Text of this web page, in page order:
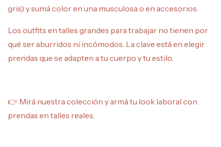
gris) y sumá color en una musculosa o en accesorios.
Los outfits en talles grandes para trabajar no tienen por
qué ser aburridos ni incómodos. La clave está en elegir
prendas que se adapten a tu cuerpo y tu estilo.
👉 Mirá nuestra colección y armá tu look laboral con
prendas en talles reales.